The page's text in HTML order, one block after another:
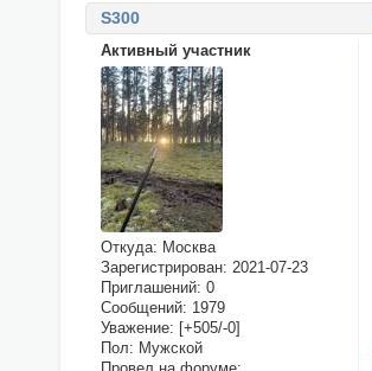
S300
Активный участник
Откуда: Москва
Зарегистрирован: 2021-07-23
Приглашений: 0
Сообщений: 1979
Уважение: [+505/-0]
Пол: Мужской